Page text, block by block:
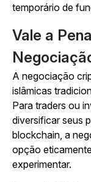
temporário de
Vale a
A negociação
islâmicas
Para traders ou
diversificar seus
blockchain, a
opção
experimentar.